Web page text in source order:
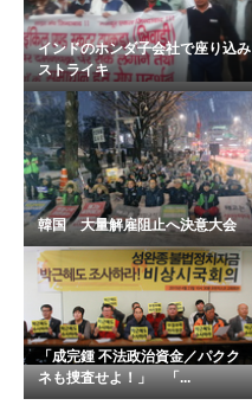
インドのホンダ子会社で座り込み
ストライキ
韓国 大量解雇阻止へ決意大会
「成完鍾 不法政治資金／パクク
ネも捜査せよ！」 「...